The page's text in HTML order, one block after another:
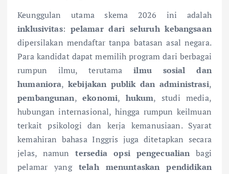
Keunggulan utama skema 2026 ini adalah
inklusivitas: pelamar dari seluruh kebangsaan
dipersilakan mendaftar tanpa batasan asal negara.
Para kandidat dapat memilih program dari berbagai
rumpun ilmu, terutamailmu sosial dan
humaniora,kebijakan publik dan administrasi,
pembangunan,ekonomi, hukum, studi media,
hubungan internasional, hingga rumpun keilmuan
terkait psikologi dan kerja kemanusiaan. Syarat
kemahiran bahasa Inggris juga ditetapkan secara
jelas, namuntersedia opsi pengecualian bagi
pelamar yang telah menuntaskan pendidikan